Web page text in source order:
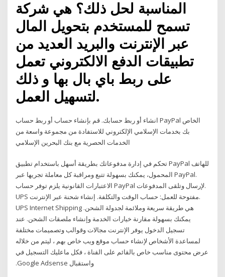
المناسبة لحل ذلك؟ هي شركة
تسمح للمستخدم بتحويل المال
عبر الإنترنت والبريد العديد من
تطبيقات الدفع الالكتروني تعمل
على ربط باي بال بها و ذلك
لتسهيل العمل.
انشاء أو ربط حسابك. قم بإنشاء حساب أو ربط حساب PayPal الخاص
بك بخدمات الإسلامي الإلكتروني للاستفادة من مجموعة واسعة من
تحكم في إدارة مدفوعاتك بطريقة أسهل باستخدام تطبيق PayPal للهاتف
المحمول، يمكنك بسهولة تتبع ومراقبة كل معاملة تجريها عبر PayPal.
الاعتبارات القانونية يلزم توفر حساب PayPal لإرسال وتلقى المدفوعات.
UPS مفتوحة للعمل: حساب الوقت والتكلفة. إنشاء شحنة عبر الإنترنت.
UPS Internet Shipping هي طريقة سريعة وملائمة لجدولة الشحن.
يمكنك بسهولة مقارنة خيارات الخدمة وإنشاء ملصقات الشحن. عند
تسجيل الدخول يوفر الإنترنت مجالات وقوالب وتصميمات مختلفة
لمساعدة الأشخاص لإنشاء حساب موقع ويب خاص بهم ، ليتم من خلاله
عرض محتوى مناسب خاص بالقائم على القناة ، فكل ماعليك التسجيل في
.Google Adsense واستقبال